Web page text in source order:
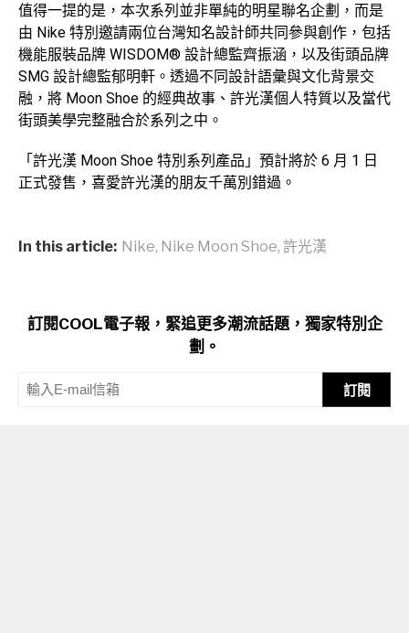
值得一提的是，本次系列並非單純的明星聯名企劃，而是
由 Nike 特別邀請兩位台灣知名設計師共同參與創作，包括
機能服裝品牌 WISDOM® 設計總監齊振涵，以及街頭品牌
SMG 設計總監郁明軒。透過不同設計語彙與文化背景交
融，將 Moon Shoe 的經典故事、許光漢個人特質以及當代
街頭美學完整融合於系列之中。
「許光漢 Moon Shoe 特別系列產品」預計將於 6 月 1 日
正式發售，喜愛許光漢的朋友千萬別錯過。
In this article: Nike, Nike Moon Shoe, 許光漢
訂閱COOL電子報，緊追更多潮流話題，獨家特別企
劃。
訂閱